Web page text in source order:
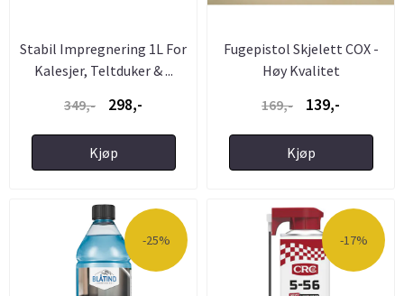
Stabil Impregnering 1L For
Kalesjer, Teltduker & ...
349,-
298,-
Kjøp
Fugepistol Skjelett COX -
Høy Kvalitet
169,-
139,-
Kjøp
-25% -17%